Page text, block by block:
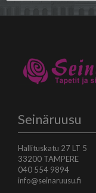
Seinäruusu
Hallituskatu 27 LT 5
33200 TAMPERE
040 554 9894
info@seinaruusu.fi